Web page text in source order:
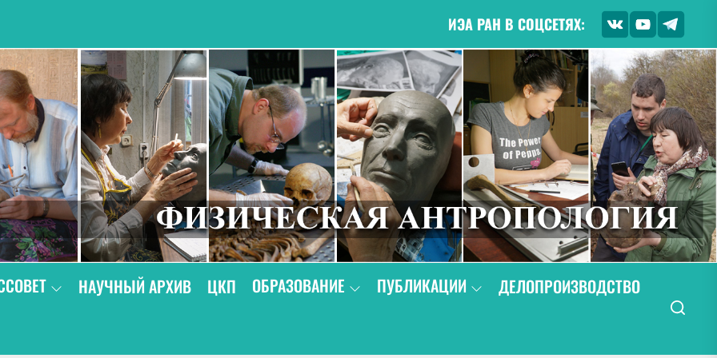
ИЭА РАН В СОЦСЕТЯХ:
НАУЧНЫЙ АРХИВ ЦКП ОБРАЗОВАНИЕ ПУБЛИКАЦИИ
ДЕЛОПРОИЗВОДСТВО